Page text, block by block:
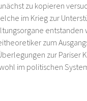
zu kopieren
im Krieg zur
zum
zur
im politischen